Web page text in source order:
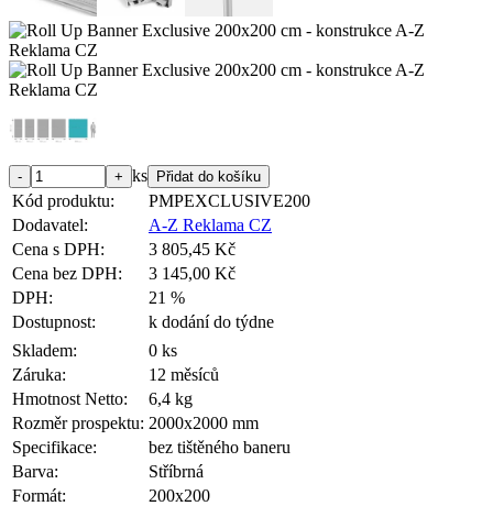
ks
Kód produktu:
PMPEXCLUSIVE200
Dodavatel:
A-Z Reklama CZ
Cena s DPH:
3 805,45 Kč
Cena bez DPH:
3 145,00 Kč
DPH:
21 %
Dostupnost:
k dodání do týdne
Skladem:
0 ks
Záruka:
12 měsíců
Hmotnost Netto:
6,4 kg
Rozměr prospektu: 2000x2000 mm
Specifikace:
bez tištěného baneru
Barva:
Stříbrná
Formát:
200x200